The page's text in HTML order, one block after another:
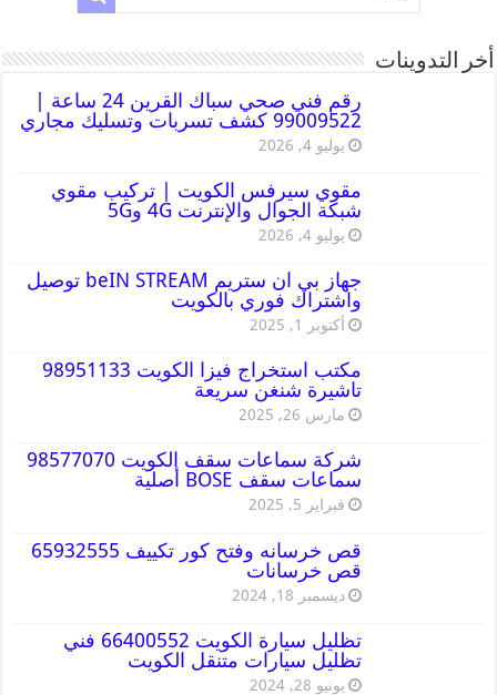
أخر التدوينات
رقم فني صحي سباك القرين 24 ساعة |
99009522 كشف تسربات وتسليك مجاري
يوليو 4, 2026
مقوي سيرفس الكويت | تركيب مقوي
شبكة الجوال والإنترنت 4G و5G
يوليو 4, 2026
جهاز بي ان ستريم beIN STREAM توصيل
واشتراك فوري بالكويت
أكتوبر 1, 2025
مكتب استخراج فيزا الكويت 98951133
تاشيرة شنغن سريعة
مارس 26, 2025
شركة سماعات سقف الكويت 98577070
سماعات سقف BOSE أصلية
فبراير 5, 2025
قص خرسانه وفتح كور تكييف 65932555
قص خرسانات
ديسمبر 18, 2024
تظليل سيارة الكويت 66400552 فني
تظليل سيارات متنقل الكويت
يونيو 28, 2024